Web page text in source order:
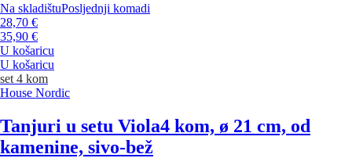
Na skladištuPosljednji komadi
28,70 €
35,90 €
U košaricu
U košaricu
set 4 kom
House Nordic
Tanjuri u setu Viola4 kom, ø 21 cm, od
kamenine, sivo-bež